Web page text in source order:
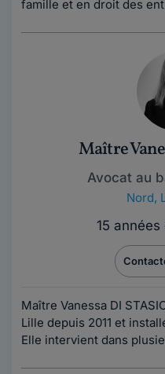
famille et en droit des
Maître
Avocat au
Nord,
15
Maître Vanessa DI
Lille depuis 2011 et
Elle intervient dans